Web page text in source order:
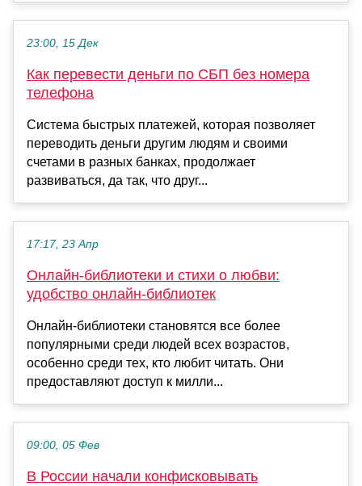
23:00, 15 Дек
Как перевести деньги по СБП без номера
телефона
Система быстрых платежей, которая позволяет
переводить деньги другим людям и своими
счетами в разных банках, продолжает
развиваться, да так, что друг...
17:17, 23 Апр
Онлайн-библиотеки и стихи о любви:
удобство онлайн-библиотек
Онлайн-библиотеки становятся все более
популярными среди людей всех возрастов,
особенно среди тех, кто любит читать. Они
предоставляют доступ к милли...
09:00, 05 Фев
В России начали конфисковывать